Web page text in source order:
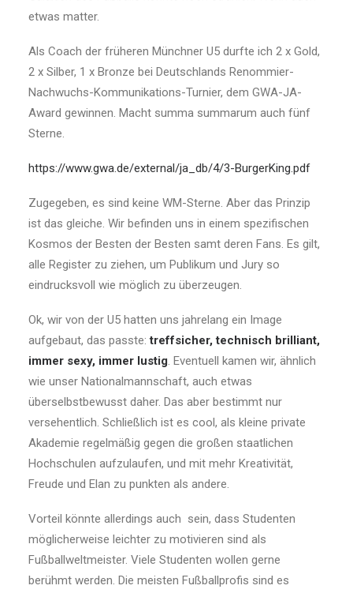
etwas matter.
Als Coach der früheren Münchner U5 durfte ich 2 x Gold,
2 x Silber, 1 x Bronze bei Deutschlands Renommier-
Nachwuchs-Kommunikations-Turnier, dem GWA-JA-
Award gewinnen. Macht summa summarum auch fünf
Sterne.
https://www.gwa.de/external/ja_db/4/3-BurgerKing.pdf
Zugegeben, es sind keine WM-Sterne. Aber das Prinzip
ist das gleiche. Wir befinden uns in einem spezifischen
Kosmos der Besten der Besten samt deren Fans. Es gilt,
alle Register zu ziehen, um Publikum und Jury so
eindrucksvoll wie möglich zu überzeugen.
Ok, wir von der U5 hatten uns jahrelang ein Image
aufgebaut, das passte:treffsicher, technisch brilliant,
immer sexy, immer lustig. Eventuell kamen wir, ähnlich
wie unser Nationalmannschaft, auch etwas
überselbstbewusst daher. Das aber bestimmt nur
versehentlich. Schließlich ist es cool, als kleine private
Akademie regelmäßig gegen die großen staatlichen
Hochschulen aufzulaufen, und mit mehr Kreativität,
Freude und Elan zu punkten als andere.
Vorteil könnte allerdings auch sein, dass Studenten
möglicherweise leichter zu motivieren sind als
Fußballweltmeister. Viele Studenten wollen gerne
berühmt werden. Die meisten Fußballprofis sind es